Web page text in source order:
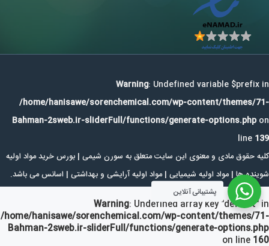
Warning: Undefined variable $prefix in
/home/hanisawe/sorenchemical.com/wp-content/themes/71-
Bahman-2sweb.ir-sliderFull/functions/generate-options.phpon
line 139
کلیه حقوق مادی و معنوی این سایت متعلق به سورن شیمی | بورس خرید مواد اولیه
شوینده ها | مواد اولیه شیمیایی | مواد اولیه آرایشی و بهداشتی | اسانس می باشد.
پشتیبانی آنلاین
Warning: Undefined array key "default" in
/home/hanisawe/sorenchemical.com/wp-content/themes/71-
Bahman-2sweb.ir-sliderFull/functions/generate-options.php
on line 160